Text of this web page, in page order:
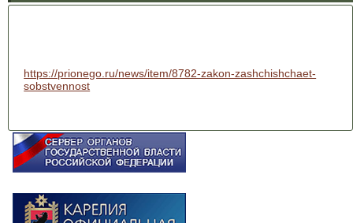
https://prionego.ru/news/item/8782-zakon-zashchishchaet-
sobstvennost